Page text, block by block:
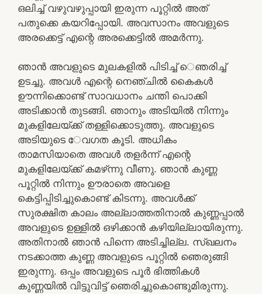
ഒലിച്ച്‌ വഴുവഴുപ്പായി ഇരുന്ന പൂറ്റില്‍ അത്‌
പതുക്കെ കയറിപ്പോയി. അവസാനം അവളുടെ
അരക്കെട്ട്‌ എന്റെ അരക്കെട്ടില്‍ അമര്‍ന്നു.
ഞാന്‍ അവളുടെ മുലകളില്‍ പിടിച്ച്‌ െഞരിച്ച്‌
ഉടച്ചു. അവള്‍ എന്റെ നെഞ്ചില്‍ കൈകള്‍
ഊന്നിക്കൊണ്ട്‌ സാവധാനം ചന്തി പൊക്കി
അടിക്കാന്‍ തുടങ്ങി. ഞാനും അടിയില്‍ നിന്നും
മുകളിലേയ്‌ക്ക്‌ തള്ളിക്കൊടുത്തു. അവളുടെ
അടിയുടെ േവഗത കൂടി. അധികം
താമസിയാതെ അവള്‍ തളര്‍ന്ന്‌ എന്റെ
മുകളിലേയ്‌ക്ക്‌ കമഴ്‌ന്നു വീണു. ഞാന്‍ കുണ്ണ
പൂറ്റില്‍ നിന്നും ഊരാതെ അവളെ
കെട്ടിപ്പിടിച്ചുകൊണ്ട്‌ കിടന്നു. അവള്‍ക്ക്‌
സുരക്ഷിത കാലം അല്ലാത്തതിനാല്‍ കുണ്ണപ്പാല്‍
അവളുടെ ഉള്ളില്‍ ഒഴിക്കാന്‍ കഴിയില്ലായിരുന്നു.
അതിനാല്‍ ഞാന്‍ പിന്നെ അടിച്ചില്ല. സ്‌ഖലനം
നടക്കാത്ത കുണ്ണ അവളുടെ പൂറ്റില്‍ ഞെരുങ്ങി
ഇരുന്നു. ഒപ്പം അവളുടെ പൂര്‍ ഭിത്തികള്‍
കുണ്ണയില്‍ വിട്ടുവിട്ട്‌ ഞെരിച്ചുകൊണ്ടുമിരുന്നു.